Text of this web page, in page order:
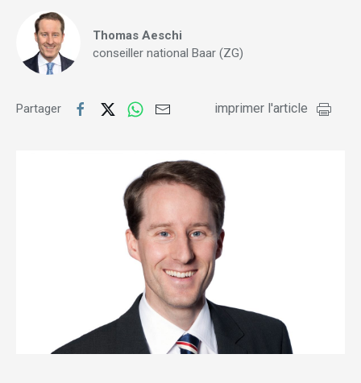
Thomas Aeschi
conseiller national Baar (ZG)
Partager imprimer l'article